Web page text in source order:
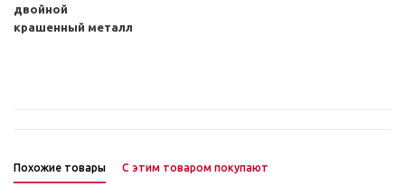
двойной
крашенный металл
Похожие товары С этим товаром покупают